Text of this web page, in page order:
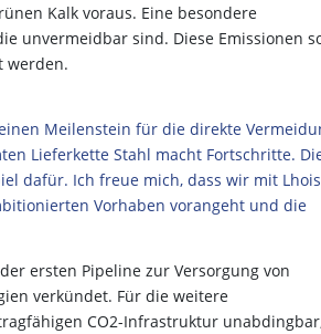
Kalk voraus. Eine besondere
unvermeidbar sind. Diese Emissionen
werden.
Meilenstein für die direkte
Lieferkette Stahl macht Fortschritte.
dafür. Ich freue mich, dass wir mit
Vorhaben vorangeht und die
ersten Pipeline zur Versorgung von
verkündet. Für die weitere
CO2-Infrastruktur